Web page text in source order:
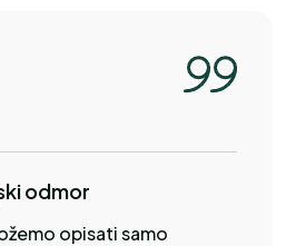
odmor
opisati samo